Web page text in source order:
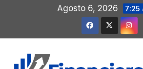
contenido
Agosto 6, 2026 7:25